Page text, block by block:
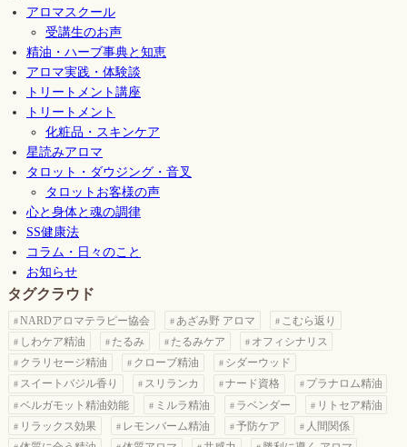
アロマスクール
受講生のお声
精油・ハーブ事典と知恵
アロマ実践・体験談
トリートメント講座
トリートメント
化粧品・スキンケア
星読みアロマ
タロット・ダウジング・音叉
タロットお客様の声
心と身体と魂の調律
SS健康法
コラム・日々のこと
お知らせ
タグクラウド
NARDアロマテラピー協会 あざみ野 アロマ
こむら返り
しわケア精油
たるみ たるみケア
オフィシナリス
クラリセージ精油
クローブ精油
シダーウッド
スイートバジル香り
スリランカ ナード資格
プラナロム精油
ベルガモット精油効能
ミルラ精油 ラベンダー
リトセア精油
リラックス効果
レモンバーム精油 予防ケア
人間関係